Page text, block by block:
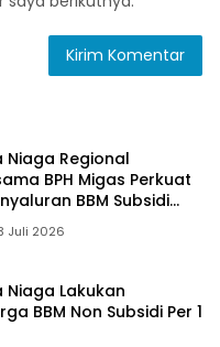
Niaga Regional
BPH Migas Perkuat
BBM Subsidi
Aplikasi XSTAR
Juli 2026
Niaga Lakukan
BBM Non Subsidi Per 1